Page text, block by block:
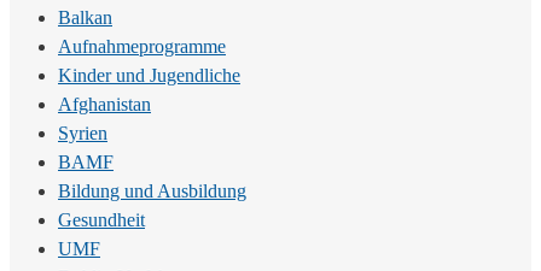
Balkan
Aufnahmeprogramme
Kinder und Jugendliche
Afghanistan
Syrien
BAMF
Bildung und Ausbildung
Gesundheit
UMF